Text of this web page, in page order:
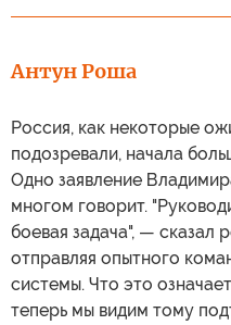
Антун Роша
Россия, как некоторые
подозревали, начала
Одно заявление
многом говорит.
боевая задача", — сказал
отправляя опытного
системы. Что это
теперь мы видим тому